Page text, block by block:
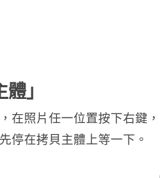
」
在照片任一位置按下右鍵，
停在拷貝主體上等一下。